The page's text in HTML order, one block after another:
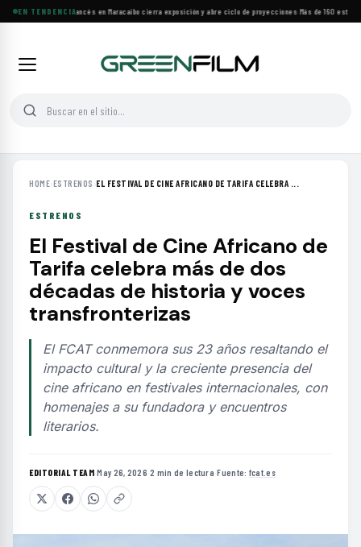
EN TENDENCIA
Festival de Cine Francés en Maracaibo cierra exposición y abre ciclo de proyecciones·Más de 160
HOME›ESTRENOS ›EL FESTIVAL DE CINE AFRICANO DE TARIFA CELEBRA ...
ESTRENOS
El Festival de Cine Africano de
Tarifa celebra más de dos
décadas de historia y voces
transfronterizas
El FCAT conmemora sus 23 años resaltando el
impacto cultural y la creciente presencia del
cine africano en festivales internacionales, con
homenajes a su fundadora y encuentros
literarios.
EDITORIAL TEAM·May 26, 2026·2 min de lectura·Fuente: fcat.es